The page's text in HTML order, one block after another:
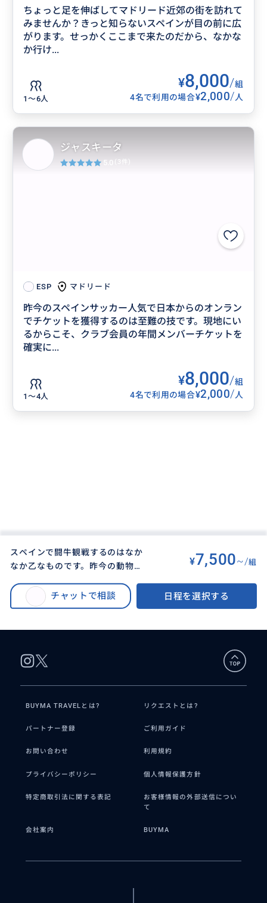
ちょっと足を伸ばしてマドリード近郊の街を訪れて
みませんか？きっと知らないスペインが目の前に広
がります。せっかくここまで来たのだから、なかな
か行け...
1〜6人
¥8,000/組
4名で利用の場合¥2,000/人
ESP マドリード
昨今のスペインサッカー人気で日本からのオンラン
でチケットを獲得するのは至難の技です。現地にい
るからこそ、クラブ会員の年間メンバーチケットを
確実に...
1〜4人
¥8,000/組
4名で利用の場合¥2,000/人
ジャスキータ
5.0 (3件)
スペインで闘牛観戦するのはなか
なか乙なものです。昨今の動物愛
ドリードやセビージャでは闘牛場
でのマタドールの一騎打ちがみら
¥7,500~/組
チャットで相談 日程を選択する
スペインで闘牛観戦するのはなかなか乙なものです。昨今の動物愛護運動の
最中、まだかろうじてマドリードやセビージャでは闘牛場でのマタドールの
一騎打ちがみられます。まず他にない経験です。
BUYMA TRAVELとは? リクエストとは?
パートナー登録 ご利用ガイド
お問い合わせ 利用規約
プライバシーポリシー 個人情報保護方針
特定商取引法に関する表記
お客様情報の外部送信につい
て
会社案内 BUYMA